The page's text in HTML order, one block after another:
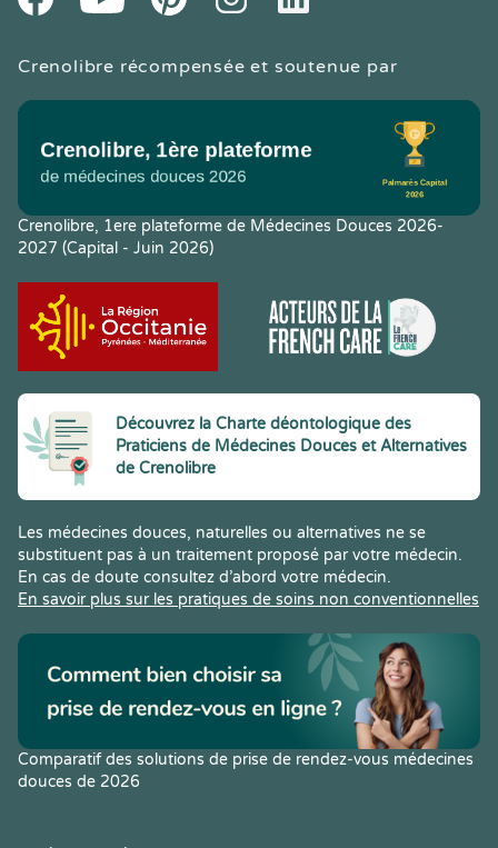
Crenolibre récompensée et soutenue par
Crenolibre, 1ere plateforme de Médecines Douces 2026-
2027 (Capital - Juin 2026)
Découvrez la Charte déontologique des
Praticiens de Médecines Douces et Alternatives
de Crenolibre
Les médecines douces, naturelles ou alternatives ne se
substituent pas à un traitement proposé par votre médecin.
En cas de doute consultez d’abord votre médecin.
En savoir plus sur les pratiques de soins non conventionnelles
Comparatif des solutions de prise de rendez-vous médecines
douces de 2026